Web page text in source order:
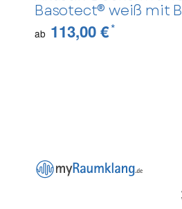
Bitte beachten Sie unsere
Basotect® weiß mit
ab 113,00 €*